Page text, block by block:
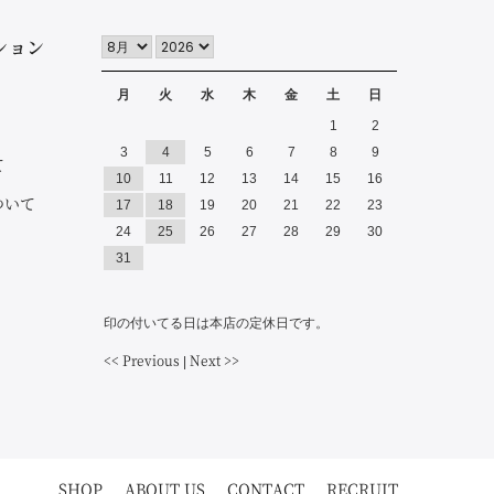
さ
い。
ョン
て
月 火 水 木 金 土 日
印の付いてる日は本店の定休日です。
<< Previous |Next >>
1
2
3
4 5 6 7 8
9
10
11 12 13 14 15
16
17
18 19 20 21 22
23
24
25 26 27 28 29
30
31
SHOP ABOUT US CONTACT RECRUIT